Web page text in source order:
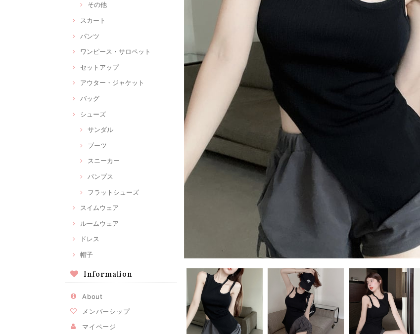
その他
スカート
パンツ
ワンピース・サロペット
セットアップ
アウター・ジャケット
バッグ
シューズ
サンダル
ブーツ
スニーカー
パンプス
フラットシューズ
スイムウェア
ルームウェア
ドレス
帽子
Information
About
メンバーシップ
マイページ